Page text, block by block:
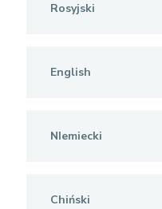
Rosyjski
English
NIemiecki
Chiński